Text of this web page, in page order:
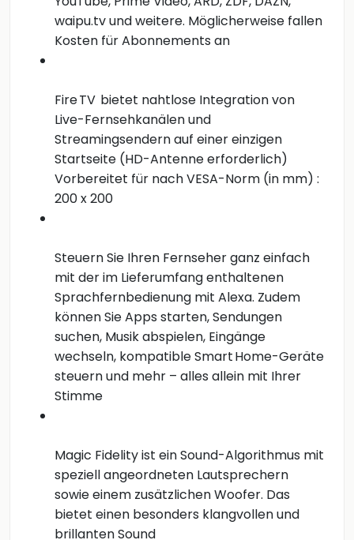
waipu.tv und weitere. Möglicherweise fallen
Kosten für Abonnements an
Fire TV bietet nahtlose Integration von
Live-Fernsehkanälen und
Streamingsendern auf einer einzigen
Startseite (HD-Antenne erforderlich)
Vorbereitet für nach VESA-Norm (in mm) :
200 x 200
Steuern Sie Ihren Fernseher ganz einfach
mit der im Lieferumfang enthaltenen
Sprachfernbedienung mit Alexa. Zudem
können Sie Apps starten, Sendungen
suchen, Musik abspielen, Eingänge
wechseln, kompatible Smart Home-Geräte
steuern und mehr – alles allein mit Ihrer
Stimme
Magic Fidelity ist ein Sound-Algorithmus mit
speziell angeordneten Lautsprechern
sowie einem zusätzlichen Woofer. Das
bietet einen besonders klangvollen und
brillanten Sound